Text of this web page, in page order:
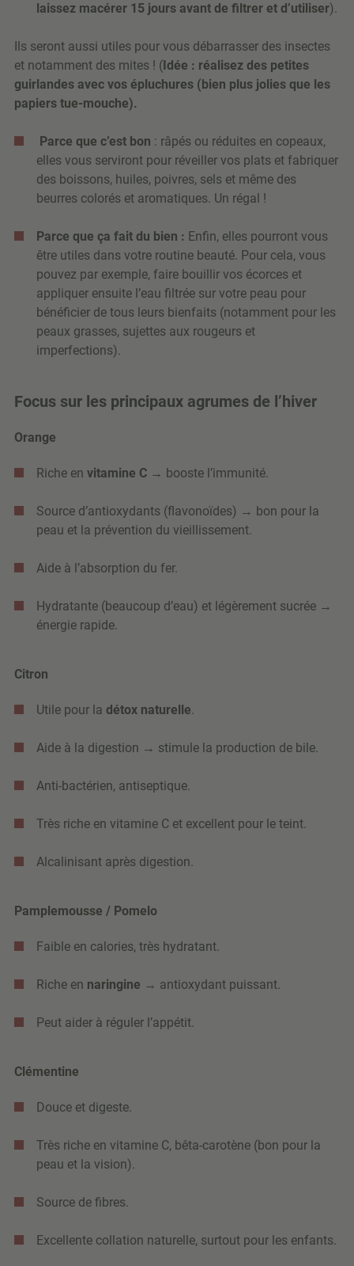
laissez macérer 15 jours avant de filtrer et d’utiliser).
Ils seront aussi utiles pour vous débarrasser des insectes
et notamment des mites ! ( Idée : réalisez des petites
guirlandes avec vos épluchures (bien plus jolies que les
papiers tue-mouche).
Parce que c’est bon : râpés ou réduites en copeaux,
elles vous serviront pour réveiller vos plats et fabriquer
des boissons, huiles, poivres, sels et même des
beurres colorés et aromatiques. Un régal !
Parce que ça fait du bien : Enfin, elles pourront vous
être utiles dans votre routine beauté. Pour cela, vous
pouvez par exemple, faire bouillir vos écorces et
appliquer ensuite l’eau filtrée sur votre peau pour
bénéficier de tous leurs bienfaits (notamment pour les
peaux grasses, sujettes aux rougeurs et
imperfections).
Focus sur les principaux agrumes de l’hiver
Orange
Riche en vitamine C → booste l’immunité.
Source d’antioxydants (flavonoïdes) → bon pour la
peau et la prévention du vieillissement.
Aide à l’absorption du fer.
Hydratante (beaucoup d’eau) et légèrement sucrée →
énergie rapide.
Citron
Utile pour la détox naturelle.
Aide à la digestion → stimule la production de bile.
Anti-bactérien, antiseptique.
Très riche en vitamine C et excellent pour le teint.
Alcalinisant après digestion.
Pamplemousse / Pomelo
Faible en calories, très hydratant.
Riche en naringine → antioxydant puissant.
Peut aider à réguler l’appétit.
Clémentine
Douce et digeste.
Très riche en vitamine C, bêta-carotène (bon pour la
peau et la vision).
Source de fibres.
Excellente collation naturelle, surtout pour les enfants.